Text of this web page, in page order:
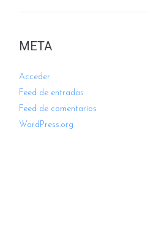
META
Acceder
Feed de entradas
Feed de comentarios
WordPress.org